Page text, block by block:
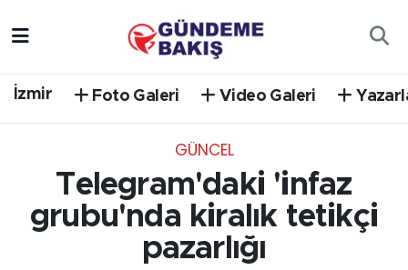
İzmir Foto Galeri Video Galeri
GÜNCEL
Telegram'daki 'infaz
grubu'nda kiralık tetikçi
pazarlığı
EGE
Süper Lig Puan Durumu ve Fikstür
Tüm Manşetler